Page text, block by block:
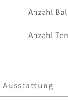
Anzahl
Anzahl
Ausstattung